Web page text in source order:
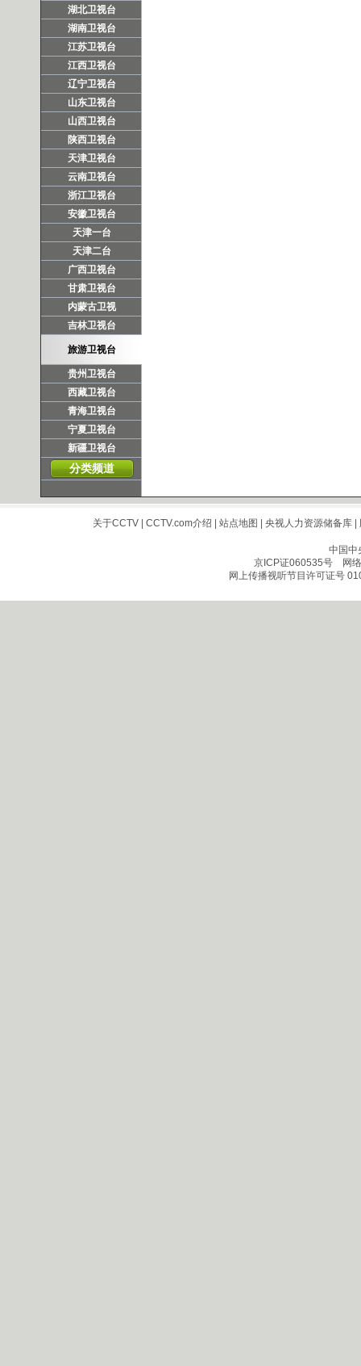
湖北卫视台
湖南卫视台
江苏卫视台
江西卫视台
辽宁卫视台
山东卫视台
山西卫视台
陕西卫视台
天津卫视台
云南卫视台
浙江卫视台
安徽卫视台
天津一台
天津二台
广西卫视台
甘肃卫视台
内蒙古卫视
吉林卫视台
旅游卫视台
贵州卫视台
西藏卫视台
青海卫视台
宁夏卫视台
新疆卫视台
分类频道
关于CCTV| CCTV.com介绍 站点地图 央视人力资源储备库|
中国中
京ICP证060535号网络
网上传播视听节目许可证号